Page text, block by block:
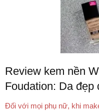
Review kem nền
Foudation: Da
Đối với mọi phụ nữ, khi